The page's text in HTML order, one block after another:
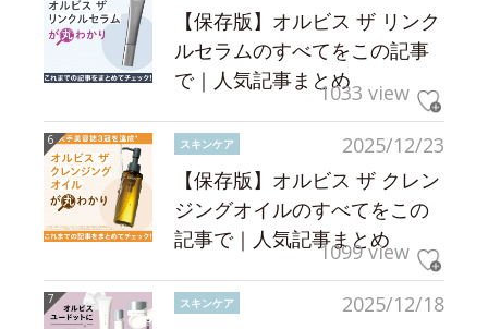
【保存版】オルビス ザ リンク
ルセラムのすべてをこの記事
で｜人気記事まとめ1033 view
2025/12/23
スキンケア
【保存版】オルビス ザ クレン
ジングオイルのすべてをこの
記事で｜人気記事まとめ
1099 view
2025/12/18
スキンケア